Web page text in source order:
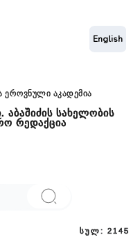
ეროვნული აკადემია
სახელობის
რედაქცია
English
სულ: 2145